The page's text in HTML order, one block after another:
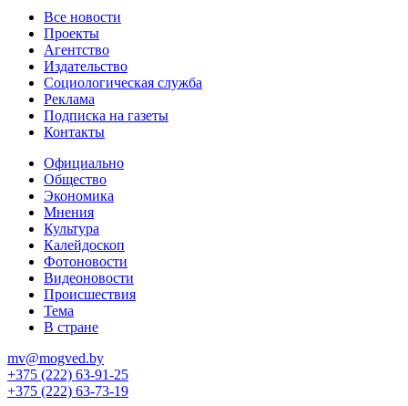
Все новости
Проекты
Агентство
Издательство
Социологическая служба
Реклама
Подписка на газеты
Контакты
Официально
Общество
Экономика
Мнения
Культура
Калейдоскоп
Фотоновости
Видеоновости
Происшествия
Тема
В стране
mv@mogved.by
+375 (222) 63-91-25
+375 (222) 63-73-19